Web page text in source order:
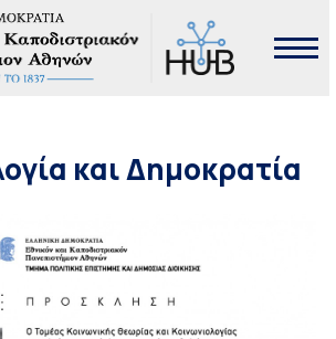
και Δημοκρατία